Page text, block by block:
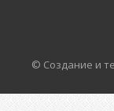
© Создание и